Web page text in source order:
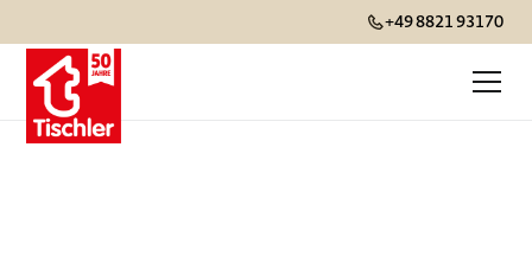
+49 8821 93170